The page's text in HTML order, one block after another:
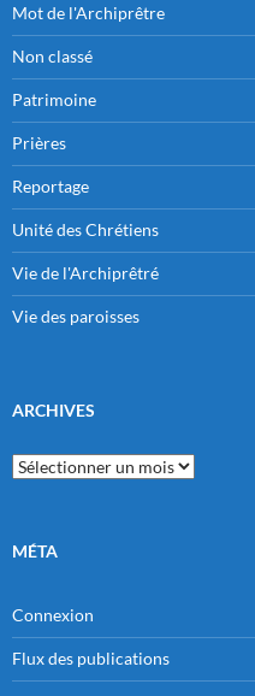
Mot de l'Archiprêtre
Non classé
Patrimoine
Prières
Reportage
Unité des Chrétiens
Vie de l'Archiprêtré
Vie des paroisses
ARCHIVES
Archives
MÉTA
Connexion
Flux des publications